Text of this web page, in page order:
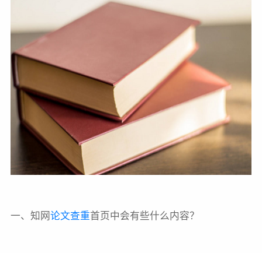
一、知网论文查重首页中会有些什么内容？